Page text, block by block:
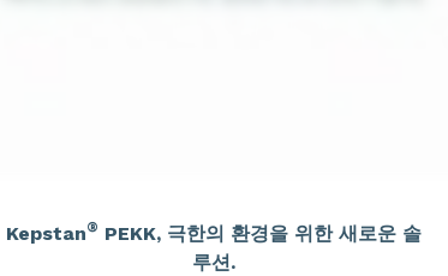
Kepstan® PEKK, 극한의 환경을 위한 새로운 솔
루션.